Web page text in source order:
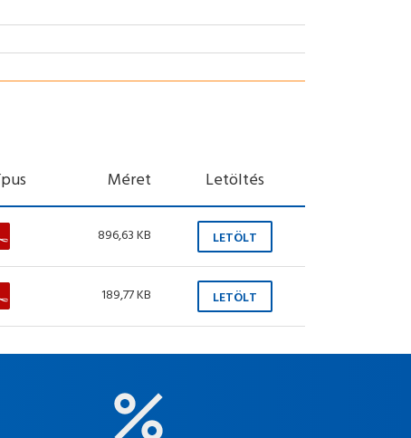
Méret Letöltés
896,63 KB LETÖLT
189,77 KB LETÖLT